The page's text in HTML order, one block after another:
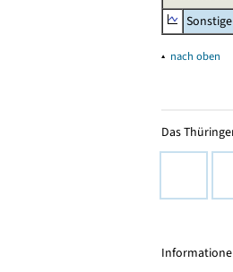
▴ nach oben
Das